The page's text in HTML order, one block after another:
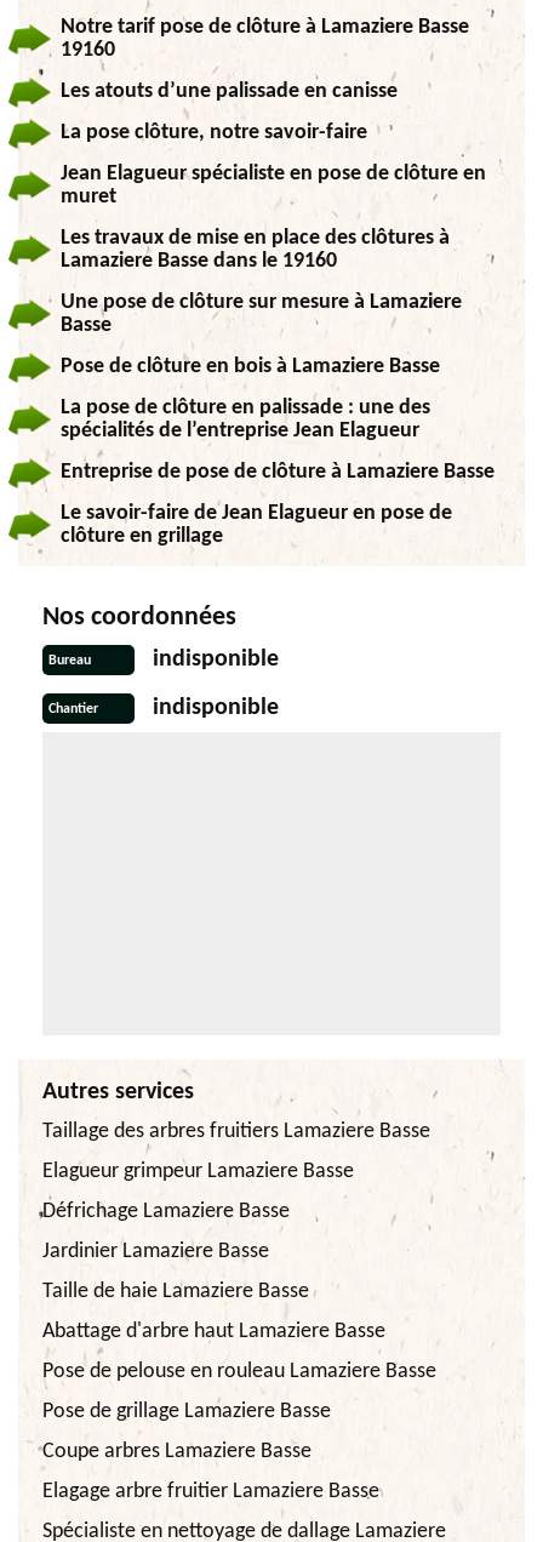
Notre tarif pose de clôture à Lamaziere Basse
19160
Les atouts d’une palissade en canisse
La pose clôture, notre savoir-faire
Jean Elagueur spécialiste en pose de clôture en
muret
Les travaux de mise en place des clôtures à
Lamaziere Basse dans le 19160
Une pose de clôture sur mesure à Lamaziere
Basse
Pose de clôture en bois à Lamaziere Basse
La pose de clôture en palissade : une des
spécialités de l’entreprise Jean Elagueur
Entreprise de pose de clôture à Lamaziere Basse
Le savoir-faire de Jean Elagueur en pose de
clôture en grillage
Nos coordonnées
Bureau indisponible
Chantier indisponible
Autres services
Taillage des arbres fruitiers Lamaziere Basse
Elagueur grimpeur Lamaziere Basse
Défrichage Lamaziere Basse
Jardinier Lamaziere Basse
Taille de haie Lamaziere Basse
Abattage d'arbre haut Lamaziere Basse
Pose de pelouse en rouleau Lamaziere Basse
Pose de grillage Lamaziere Basse
Coupe arbres Lamaziere Basse
Elagage arbre fruitier Lamaziere Basse
Spécialiste en nettoyage de dallage Lamaziere